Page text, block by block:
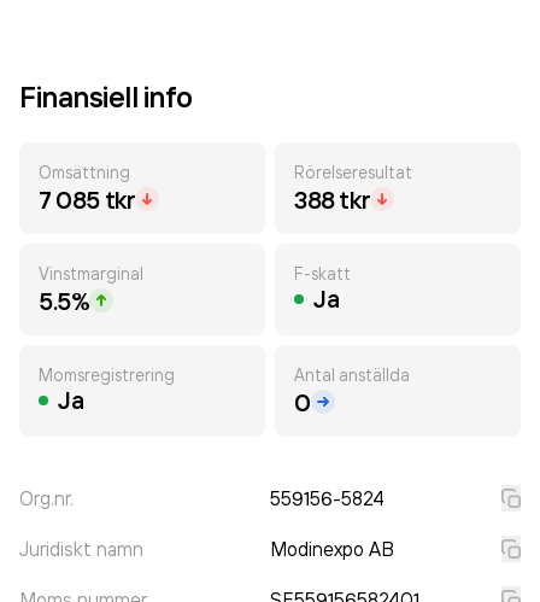
Finansiell info
Omsättning
7 085 tkr
Rörelseresultat
388 tkr
Vinstmarginal
5.5%
F-skatt
Ja
Momsregistrering
Ja
Antal anställda
0
Org.nr. 559156-5824
Juridiskt namn Modinexpo AB